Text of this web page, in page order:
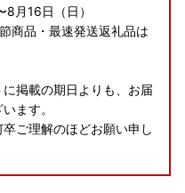
8月16日（日）
商品・最速発送返礼品は
掲載の期日よりも、お届
ます。
ご理解のほどお願い申し